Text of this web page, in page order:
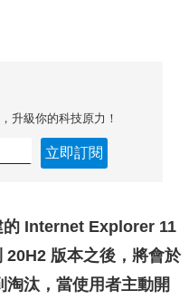
升級你的科技原力！
立即訂閱
Internet Explorer 11
20H2 版本之後，將會於
汰，當使用者主動開